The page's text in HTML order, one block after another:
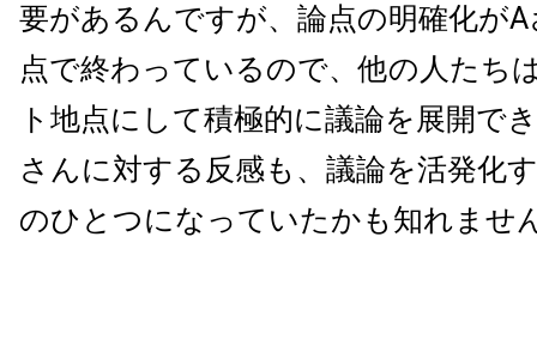
要があるんですが、論点の明確化が
点で終わっているので、他の人たち
ト地点にして積極的に議論を展開で
さんに対する反感も、議論を活発化
のひとつになっていたかも知れませ